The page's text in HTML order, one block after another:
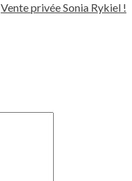
Vente privée Sonia Rykiel !